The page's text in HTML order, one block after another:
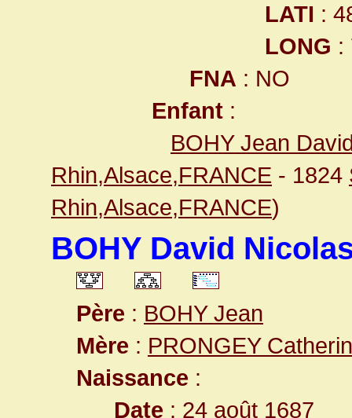
LATI :
LONG :
FNA : NO
Enfant :
BOHY Jean
Rhin,Alsace,FRANCE - 1824
Rhin,Alsace,FRANCE)
BOHY David
Père : BOHY Jean
Mère : PRONGEY
Naissance :
Date : 24 août 1687